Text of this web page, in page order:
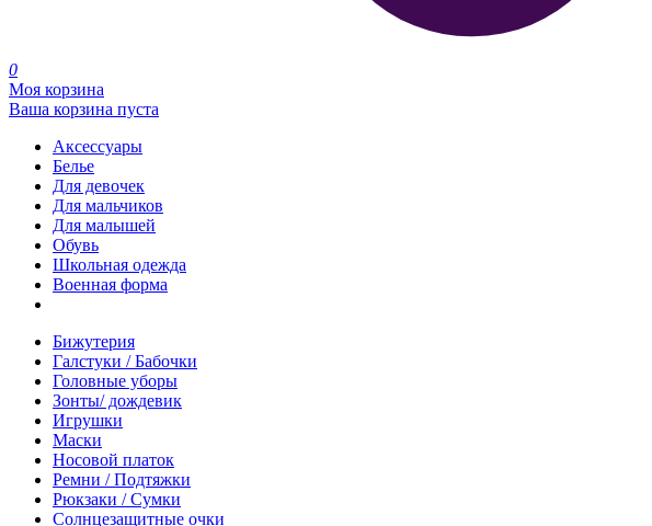
0
Моя корзина
Ваша корзина пуста
Аксессуары
Белье
Для девочек
Для мальчиков
Для малышей
Обувь
Школьная одежда
Военная форма
Бижутерия
Галстуки / Бабочки
Головные уборы
Зонты/ дождевик
Игрушки
Маски
Носовой платок
Ремни / Подтяжки
Рюкзаки / Сумки
Солнцезащитные очки